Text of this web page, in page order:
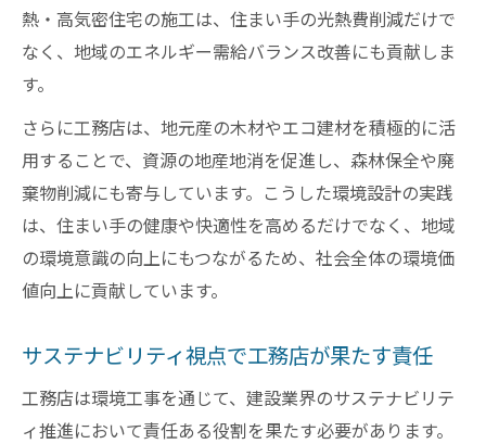
熱・高気密住宅の施工は、住まい手の光熱費削減だけで
なく、地域のエネルギー需給バランス改善にも貢献しま
す。
さらに工務店は、地元産の木材やエコ建材を積極的に活
用することで、資源の地産地消を促進し、森林保全や廃
棄物削減にも寄与しています。こうした環境設計の実践
は、住まい手の健康や快適性を高めるだけでなく、地域
の環境意識の向上にもつながるため、社会全体の環境価
値向上に貢献しています。
サステナビリティ視点で工務店が果たす責任
工務店は環境工事を通じて、建設業界のサステナビリテ
ィ推進において責任ある役割を果たす必要があります。